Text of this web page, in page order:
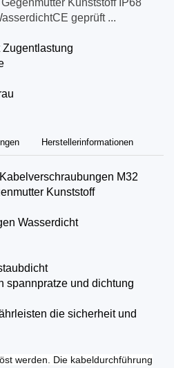
Kunststoff IP68
geprüft ...
Zugentlastung
Herstellerinformationen
M32
Kunststoff
Wasserdicht
spannpratze und dichtung
die sicherheit und
werden. Die kabeldurchführung